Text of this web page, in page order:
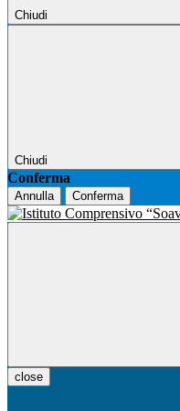
Chiudi
Chiudi
Conferma
Annulla Conferma
close